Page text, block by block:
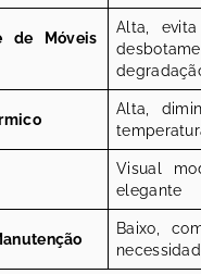
de Móveis
Alta, evita
Alta,
Visual
elegante
Baixo,